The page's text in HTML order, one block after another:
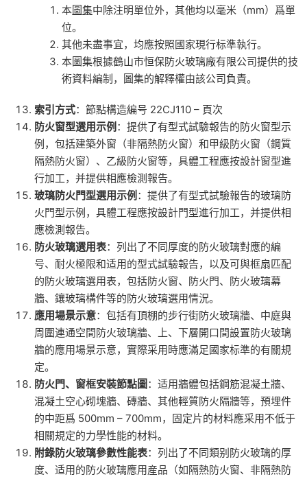
本圖集中除注明單位外，其他均以毫米（mm）爲單
位。
其他未盡事宜，均應按照國家現行标準執行。
本圖集根據鶴山市恒保防火玻璃廠有限公司提供的技
術資料編制，圖集的解釋權由該公司負責。
索引方式：節點構造編号 22CJ110 – 頁次
防火窗型選用示例 ：提供了有型式試驗報告的防火窗型示
例，包括建築外窗（非隔熱防火窗）和甲級防火窗（鋼質
隔熱防火窗）、乙級防火窗等，具體工程應按設計窗型進
行加工，并提供相應檢測報告。
玻璃防火門型選用示例 ：提供了有型式試驗報告的玻璃防
火門型示例，具體工程應按設計門型進行加工，并提供相
應檢測報告。
防火玻璃選用表：列出了不同厚度的防火玻璃對應的編
号、耐火極限和适用的型式試驗報告，以及可與框扇匹配
的防火玻璃選用表，包括防火窗、防火門、防火玻璃幕
牆、鑲玻璃構件等的防火玻璃選用情況。
應用場景示意：包括有頂棚的步行街防火玻璃牆、中庭與
周圍連通空間防火玻璃牆、上、下層開口間設置防火玻璃
牆的應用場景示意，實際采用時應滿足國家标準的有關規
定。
防火門、窗框安裝節點圖 ：适用牆體包括鋼筋混凝土牆、
混凝土空心砌塊牆、磚牆、其他輕質防火隔牆等，預埋件
的中距爲 500mm – 700mm，固定片的材料應采用不低于
相關規定的力學性能的材料。
附錄防火玻璃參數性能表：列出了不同類别防火玻璃的厚
度、适用的防火玻璃應用産品（如隔熱防火窗、非隔熱防